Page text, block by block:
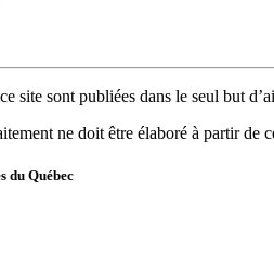
site sont publiées dans le seul but
ne doit être élaboré à partir de
du Québec